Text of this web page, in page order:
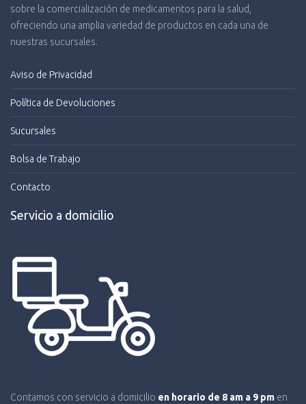
sobre la comercialización de medicamentos para la salud,
ofreciendo una amplia variedad de productos en cada una de
nuestras sucursales.
Aviso de Privacidad
Política de Devoluciones
Sucursales
Bolsa de Trabajo
Contacto
Servicio a domicilio
Contamos con servicio a domicilio en horario de 8 am a 9 pm en